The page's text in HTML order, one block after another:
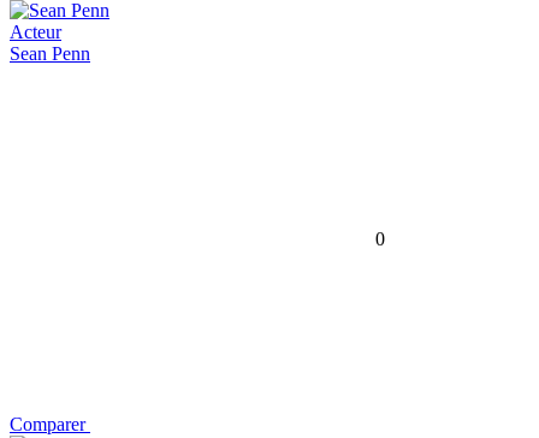
Acteur
Sean Penn
0
Comparer